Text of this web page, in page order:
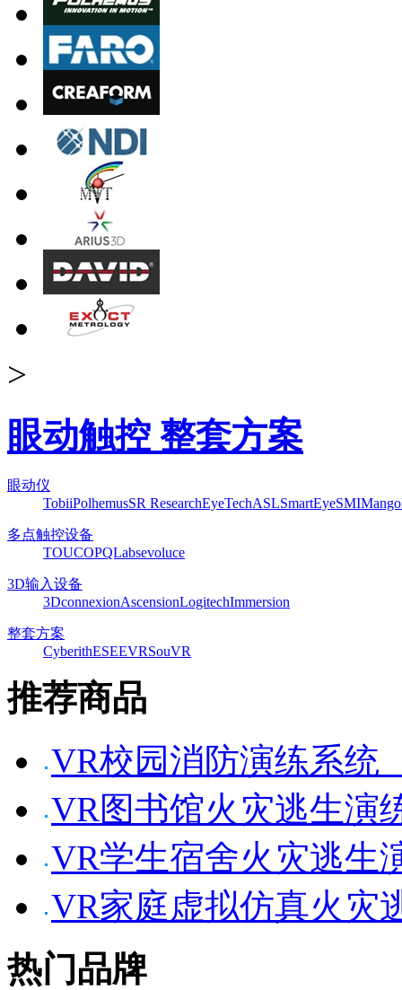
>
眼动触控 整套方案
眼动仪
TobiiPolhemusSR ResearchEyeTechASLSmartEyeSMI
多点触控设备
TOUCOPQLabsevoluce
3D输入设备
3DconnexionAscensionLogitechImmersion
整套方案
CyberithESEEVRSouVR
推荐商品
VR校园消防演练系统
VR图书馆火灾逃生演
VR学生宿舍火灾逃生
VR家庭虚拟仿真火灾
热门品牌